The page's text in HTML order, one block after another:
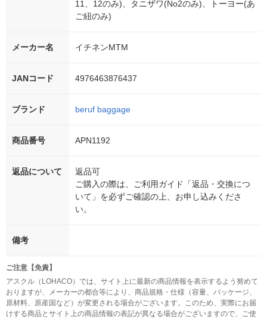
11、12のみ)、タニザワ(No2のみ)、トーヨー(あ
ご紐のみ)
メーカー名 イチネンMTM
JANコード 4976463876437
ブランド beruf baggage
商品番号 APN1192
返品について
返品可
ご購入の際は、ご利用ガイド「返品・交換につ
いて」を必ずご確認の上、お申し込みくださ
い。
備考
ご注意【免責】
アスクル（LOHACO）では、サイト上に最新の商品情報を表示するよう努めて
おりますが、メーカーの都合等により、商品規格・仕様（容量、パッケージ、
原材料、原産国など）が変更される場合がございます。このため、実際にお届
けする商品とサイト上の商品情報の表記が異なる場合がございますので、ご使